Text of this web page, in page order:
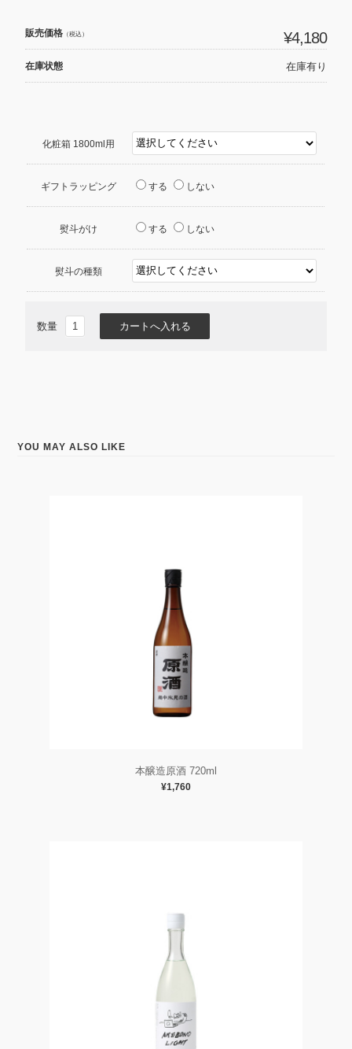
販売価格 （税込） ¥4,180
在庫状態 在庫有り
化粧箱 1800ml用
ギフトラッピング する しない
熨斗がけ する しない
熨斗の種類
数量
YOU MAY ALSO LIKE
本醸造原酒 720ml
¥1,760